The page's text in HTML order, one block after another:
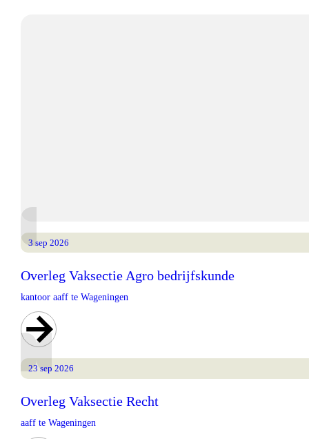
3 sep 2026
Overleg Vaksectie Agro bedrijfskunde
kantoor aaff te Wageningen
23 sep 2026
Overleg Vaksectie Recht
aaff te Wageningen